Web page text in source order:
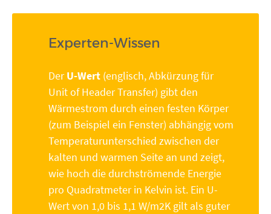
Experten-Wissen
DerU-Wert (englisch, Abkürzung für
Unit of Header Transfer) gibt den
Wärmestrom durch einen festen Körper
(zum Beispiel ein Fenster) abhängig vom
Temperaturunterschied zwischen der
kalten und warmen Seite an und zeigt,
wie hoch die durchströmende Energie
pro Quadratmeter in Kelvin ist. Ein U-
Wert von 1,0 bis 1,1 W/m2K gilt als guter